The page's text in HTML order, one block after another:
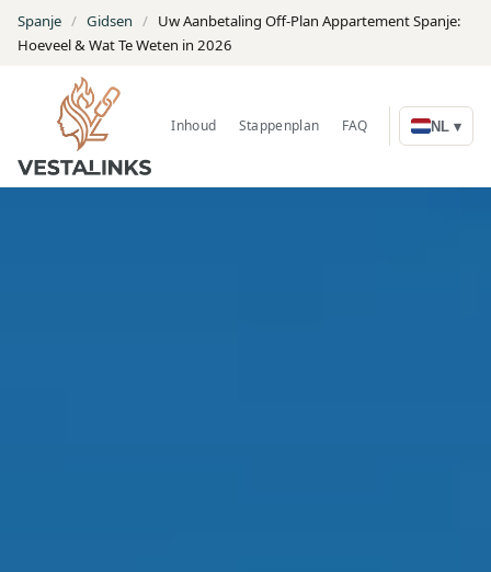
Spanje / Gidsen / Uw Aanbetaling Off-Plan Appartement Spanje:
Hoeveel & Wat Te Weten in 2026
Inhoud Stappenplan FAQ Zoek woningen
NL ▾